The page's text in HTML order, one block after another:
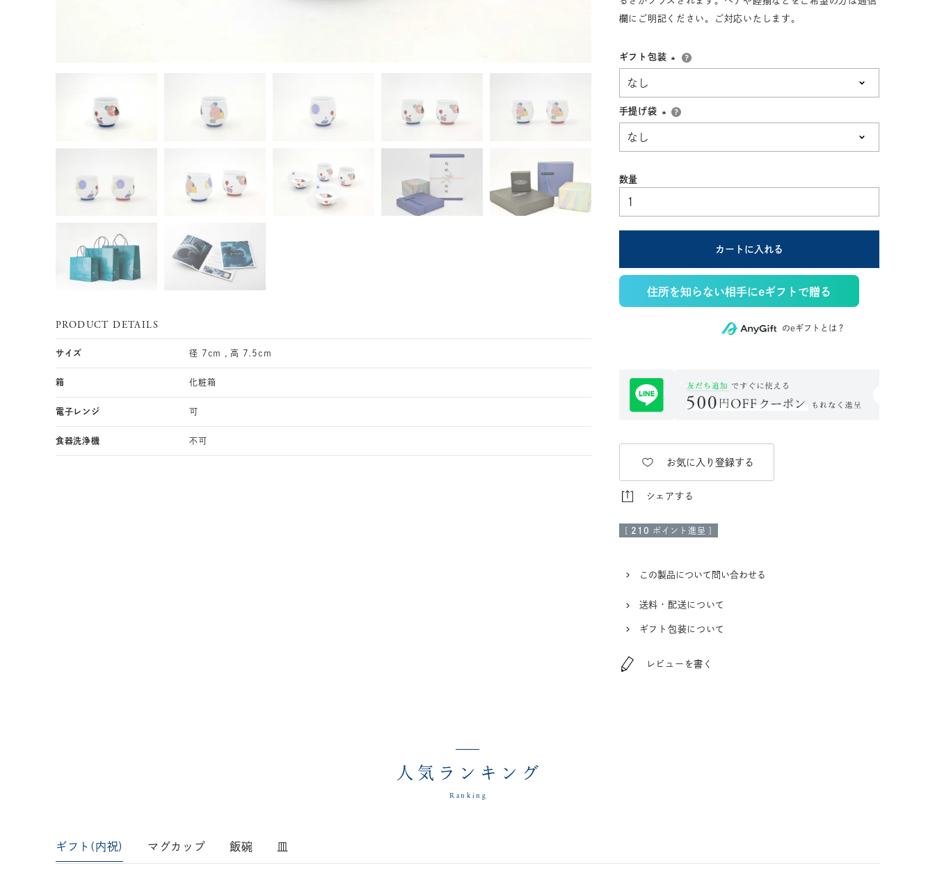
PRODUCT DETAILS
サイズ 径 7cm , 高 7.5cm
箱 化粧箱
電子レンジ 可
食器洗浄機 不可
欄にご明記ください。ご対応いたします。
ギフト包装
手提げ袋
カートに入れる
住所を知らない相手にeギフトで贈る
のeギフトとは？
お気に入り登録する
シェアする
210 ポイント進呈 ]
この製品について問い合わせる
送料・配送について
ギフト包装について
レビューを書く
人気ランキング
Ranking
ギフト(内祝) マグカップ 飯碗 皿